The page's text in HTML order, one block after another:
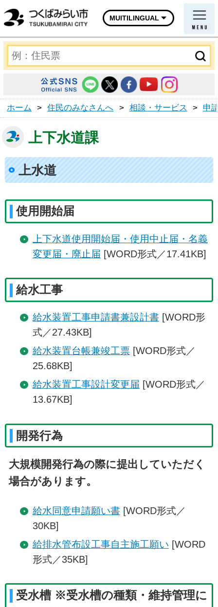
MUITILINGUAL
ホーム > 住民のみなさんへ > 相談・サービス > 申
上下水道課
上水道
使用開始届
上下水道使用開始届・使用中止届・名義
変更届・廃止届 [WORD形式／17.41KB]
給水工事
給水装置工事申請書兼設計書[WORD形
式／27.43KB]
給水装置台帳兼竣工票[WORD形式／
25.68KB]
給水装置工事設計変更届 [WORD形式／
13.67KB]
開発行為
大規模開発行為の際に提出していただく
場合があります。
給水同意申請願い書[WORD形式／
30KB]
給排水管布設工事自主施工願い [WORD
形式／35KB]
受水槽 ※受水槽の種類・維持管理に